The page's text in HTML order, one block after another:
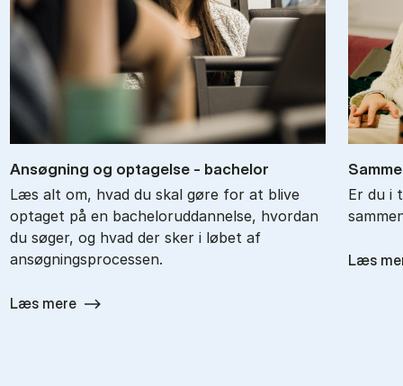
An­søg­ning og op­ta­gel­se - ba­chel­or
Læs alt om, hvad du skal gøre for at blive
optaget på en bacheloruddannelse, hvordan
du søger, og hvad der sker i løbet af
ansøgningsprocessen.
Læs mere
Er du i
Læs